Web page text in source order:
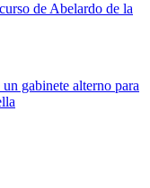
de Abelardo de la
gabinete alterno para